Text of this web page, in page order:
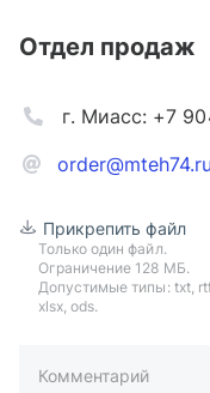
Отдел продаж
order@mteh74.ru
г. Миасс: +7
Прикрепить файл
Только один файл.
Ограничение 128 МБ.
Допустимые типы: txt,
xlsx, ods.
Комментарий
пример: 89511234567